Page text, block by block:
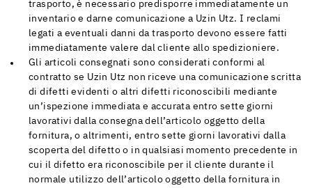
trasporto, è necessario predisporre immediatamente un
inventario e darne comunicazione a Uzin Utz. I reclami
legati a eventuali danni da trasporto devono essere fatti
immediatamente valere dal cliente allo spedizioniere.
Gli articoli consegnati sono considerati conformi al
contratto se Uzin Utz non riceve una comunicazione scritta
di difetti evidenti o altri difetti riconoscibili mediante
un’ispezione immediata e accurata entro sette giorni
lavorativi dalla consegna dell’articolo oggetto della
fornitura, o altrimenti, entro sette giorni lavorativi dalla
scoperta del difetto o in qualsiasi momento precedente in
cui il difetto era riconoscibile per il cliente durante il
normale utilizzo dell’articolo oggetto della fornitura in